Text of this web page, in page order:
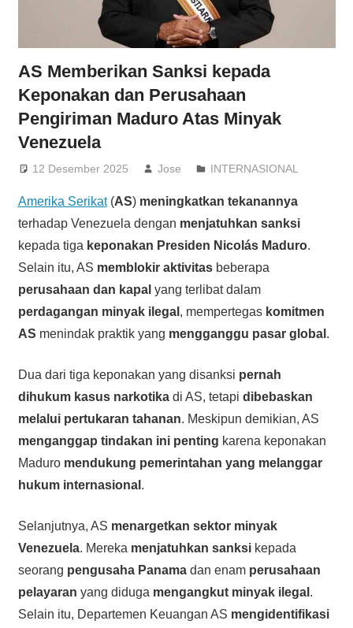
AS Memberikan Sanksi kepada
Keponakan dan Perusahaan
Pengiriman Maduro Atas Minyak
Venezuela
12 Desember 2025 Jose INTERNASIONAL
Amerika Serikat(AS) meningkatkan tekanannya
terhadap Venezuela dengan menjatuhkan sanksi
kepada tiga keponakan Presiden Nicolás Maduro.
Selain itu, AS memblokir aktivitasbeberapa
perusahaan dan kapal yang terlibat dalam
perdagangan minyak ilegal , mempertegas komitmen
AS menindak praktik yang mengganggu pasar global .
Dua dari tiga keponakan yang disanksi pernah
dihukum kasus narkotikadi AS, tetapi dibebaskan
melalui pertukaran tahanan. Meskipun demikian, AS
menganggap tindakan ini penting karena keponakan
Maduro mendukung pemerintahan yang melanggar
hukum internasional .
Selanjutnya, AS menargetkan sektor minyak
Venezuela. Mereka menjatuhkan sanksikepada
seorang pengusaha Panamadan enam perusahaan
pelayaran yang diduga mengangkut minyak ilegal .
Selain itu, Departemen Keuangan AS mengidentifikasi